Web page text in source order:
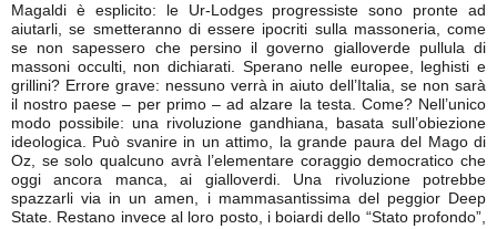
Magaldi è esplicito: le Ur-Lodges progressiste sono pronte ad
aiutarli, se smetteranno di essere ipocriti sulla massoneria, come
se non sapessero che persino il governo gialloverde pullula di
massoni occulti, non dichiarati. Sperano nelle europee, leghisti e
grillini? Errore grave: nessuno verrà in aiuto dell’Italia, se non sarà
il nostro paese – per primo – ad alzare la testa. Come? Nell’unico
modo possibile: una rivoluzione gandhiana, basata sull’obiezione
ideologica. Può svanire in un attimo, la grande paura del Mago di
Oz, se solo qualcuno avrà l’elementare coraggio democratico che
oggi ancora manca, ai gialloverdi. Una rivoluzione potrebbe
spazzarli via in un amen, i mammasantissima del peggior Deep
State. Restano invece al loro posto, i boiardi dello “Stato profondo”,